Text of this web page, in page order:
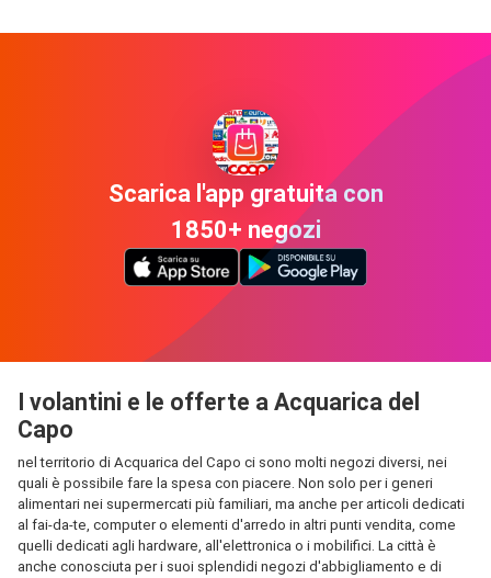
Scarica l'app gratuita con
1850+ negozi
I volantini e le offerte a Acquarica del
Capo
nel territorio di Acquarica del Capo ci sono molti negozi diversi, nei
quali è possibile fare la spesa con piacere. Non solo per i generi
alimentari nei supermercati più familiari, ma anche per articoli dedicati
al fai-da-te, computer o elementi d'arredo in altri punti vendita, come
quelli dedicati agli hardware, all'elettronica o i mobilifici. La città è
anche conosciuta per i suoi splendidi negozi d'abbigliamento e di